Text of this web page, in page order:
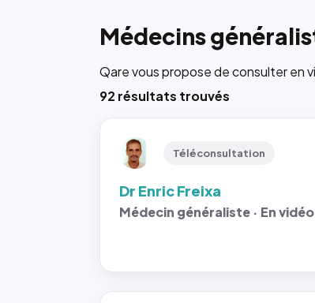
Médecins
Qare vous propose de consulter en
92 résultats trouvés
Téléconsultation
Dr Enric Freixa
Médecin généraliste · En vidéo